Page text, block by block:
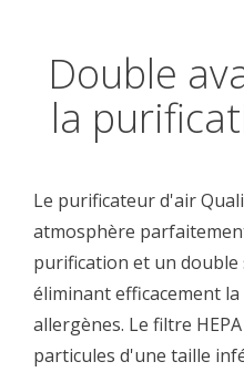
Double
la
Le purificateur d'air
atmosphère
purification et un
éliminant efficacement
allergènes. Le filtre
particules d'une taille